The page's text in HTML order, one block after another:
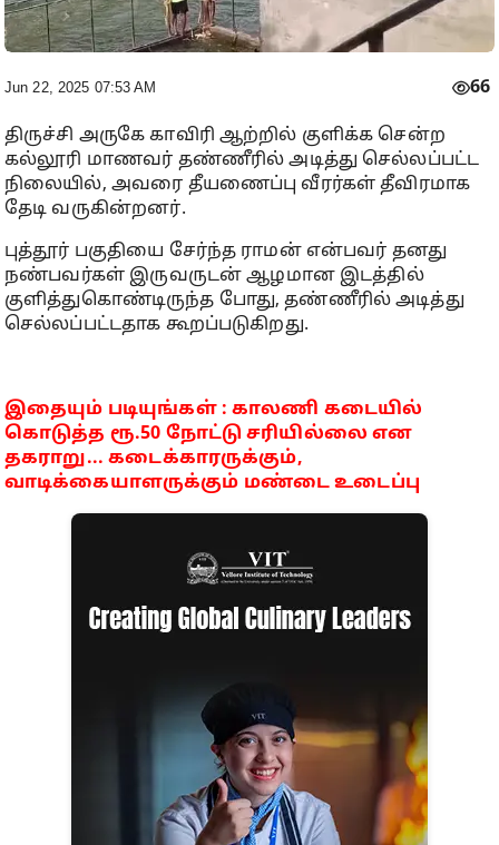
Jun 22, 2025 07:53 AM 66
திருச்சி அருகே காவிரி ஆற்றில் குளிக்க சென்ற
கல்லூரி மாணவர் தண்ணீரில் அடித்து செல்லப்பட்ட
நிலையில், அவரை தீயணைப்பு வீரர்கள் தீவிரமாக
தேடி வருகின்றனர்.
புத்தூர் பகுதியை சேர்ந்த ராமன் என்பவர் தனது
நண்பவர்கள் இருவருடன் ஆழமான இடத்தில்
குளித்துகொண்டிருந்த போது, தண்ணீரில் அடித்து
செல்லப்பட்டதாக கூறப்படுகிறது.
இதையும் படியுங்கள் : காலணி கடையில்
கொடுத்த ரூ.50 நோட்டு சரியில்லை என
தகராறு... கடைக்காரருக்கும்,
வாடிக்கையாளருக்கும் மண்டை உடைப்பு